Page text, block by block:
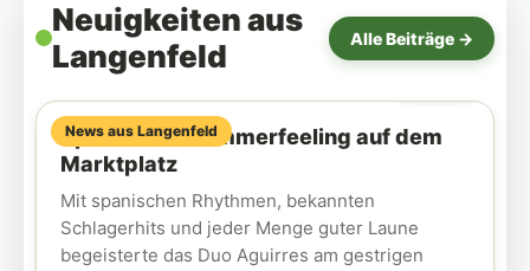
Neuigkeiten aus
Langenfeld
Alle Beiträge →
News aus Langenfeld
Spanisches Sommerfeeling auf dem
Marktplatz
Mit spanischen Rhythmen, bekannten
Schlagerhits und jeder Menge guter Laune
begeisterte das Duo Aguirres am gestrigen